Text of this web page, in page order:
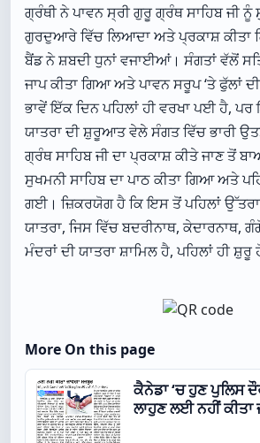
ਗ੍ਰੰਥੀ ਨੇ ਪਾਵਨ ਸ੍ਰੀ ਗੁਰੂ ਗ੍ਰੰਥ ਸਾਹਿਬ ਜੀ
ਗੁਰਦੁਆਰੇ ਵਿੱਚ ਲਿਆਦਾ ਅਤੇ ਪ੍ਰਕਾਸ਼ ਕੀਤਾ
ਬੈਂਡ ਨੇ ਸ਼ਬਦੀ ਧੁਨਾਂ ਵਜਾਈਆਂ। ਸੰਗਤਾਂ ਵੱਲੋਂ
ਜਾਪ ਕੀਤਾ ਗਿਆ ਅਤੇ ਪਾਵਨ ਸਰੂਪ ‘ਤੇ ਫੁੱਲਾਂ
ਭਾਵੇਂ ਇੱਕ ਦਿਨ ਪਹਿਲਾਂ ਹੀ ਵਰਖਾ ਪਈ ਹੈ,
ਯਾਤਰਾ ਦੀ ਸ਼ੁਰੂਆਤ ਵੇਲੇ ਸੰਗਤ ਵਿੱਚ ਭਾਰੀ
ਗ੍ਰੰਥ ਸਾਹਿਬ ਜੀ ਦਾ ਪ੍ਰਕਾਸ਼ ਕੀਤੇ ਜਾਣ ਤੋਂ
ਸੁਖਮਨੀ ਸਾਹਿਬ ਦਾ ਪਾਠ ਕੀਤਾ ਗਿਆ ਅਤੇ
ਗਈ। ਜ਼ਿਕਰਯੋਗ ਹੈ ਕਿ ਇਸ ਤੋਂ ਪਹਿਲਾਂ
ਯਾਤਰਾ, ਜਿਸ ਵਿੱਚ ਬਦਰੀਨਾਥ, ਕੇਦਾਰਨਾਥ,
ਮੰਦਰਾਂ ਦੀ ਯਾਤਰਾ ਸ਼ਾਮਿਲ ਹੈ, ਪਹਿਲਾਂ ਹੀ ਸ਼ੁਰੂ
More On this page
ਕੈਨੇਡਾ ‘ਚ ਹੁਣ ਪੁਲਿਸ
ਲਾਹੁਣ ਲਈ ਨਹੀਂ ਕੀਤਾ